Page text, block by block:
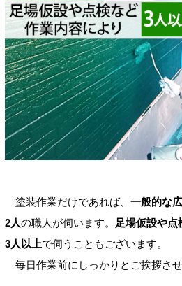
塗装作業だけであれば、 一般的な
2人の職人が伺います。
足場仮設や点
3人以上で伺うこともございます。
毎日作業前にしっかりとご挨拶させ